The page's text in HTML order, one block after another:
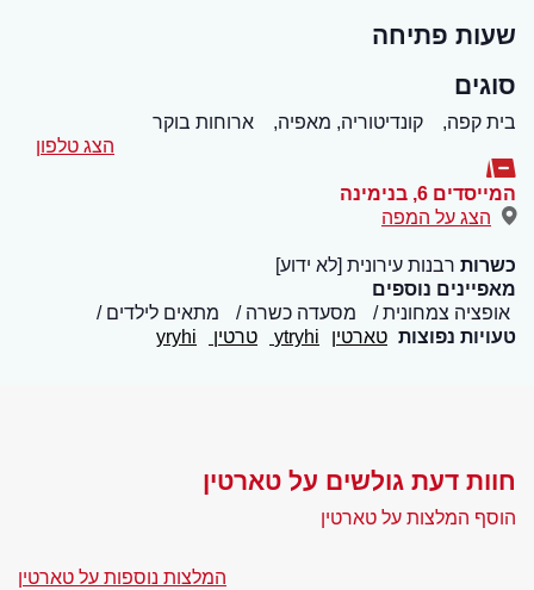
שעות פתיחה
סוגים
בית קפה, קונדיטוריה, מאפיה,
ארוחות בוקר
הצג טלפון
המייסדים 6 , בנימינה
הצג על המפה
כשרות רבנות עירונית [לא ידוע]
מאפיינים נוספים
אופציה צמחונית
מסעדה כשרה
מתאים לילדים
טעויות נפוצות טארטין ytryhi טרטין yryhi
חוות דעת גולשים על טארטין
הוסף המלצות על טארטין
המלצות נוספות על טארטין